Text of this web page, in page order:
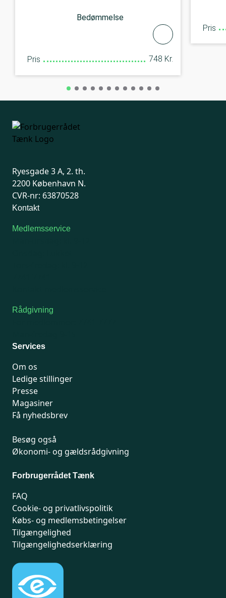
Bedømmelse
Pris 748 Kr.
Pris
Ryesgade 3 A, 2. th.
2200 København N.
CVR-nr: 63870528
Kontakt
Medlemsservice
Rådgivning
Services
Om os
Ledige stillinger
Presse
Magasiner
Få nyhedsbrev
Besøg også
Økonomi- og gældsrådgivning
Forbrugerrådet Tænk
FAQ
Cookie- og privatlivspolitik
Købs- og medlemsbetingelser
Tilgængelighed
Tilgængelighedserklæring